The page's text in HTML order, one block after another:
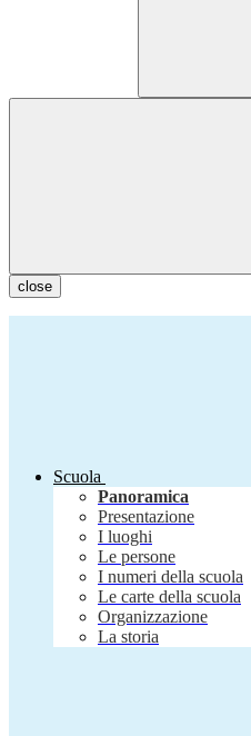
close
Scuola
Panoramica
Presentazione
I luoghi
Le persone
I numeri della scuola
Le carte della scuola
Organizzazione
La storia